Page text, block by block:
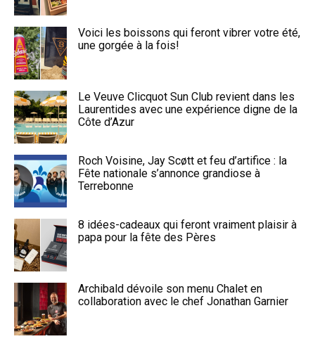
Voici les boissons qui feront vibrer votre été,
une gorgée à la fois!
Le Veuve Clicquot Sun Club revient dans les
Laurentides avec une expérience digne de la
Côte d’Azur
Roch Voisine, Jay Scøtt et feu d’artifice : la
Fête nationale s’annonce grandiose à
Terrebonne
8 idées-cadeaux qui feront vraiment plaisir à
papa pour la fête des Pères
Archibald dévoile son menu Chalet en
collaboration avec le chef Jonathan Garnier